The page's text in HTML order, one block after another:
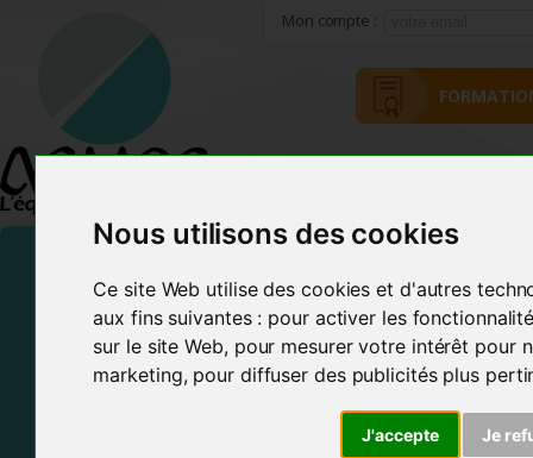
Nous utilisons des cookies
Ce site Web utilise des cookies et d'autres
aux fins suivantes : pour activer les
sur le site Web, pour mesurer votre intérêt pour
marketing, pour diffuser des publicités plus
J'accepte Je
Mon compte :
Frais de Port offerts En France et dans certains pays